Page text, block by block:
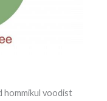
hommikul voodist